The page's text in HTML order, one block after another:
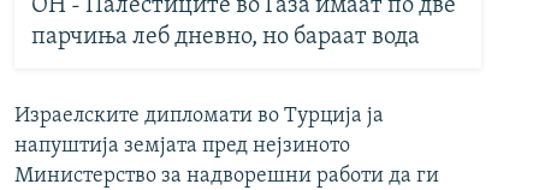
ОН - Палестиците во Газа имаат по две
парчиња леб дневно, но бараат вода
Израелските дипломати во Турција ја
напуштија земјата пред нејзиното
Министерство за надворешни работи да ги